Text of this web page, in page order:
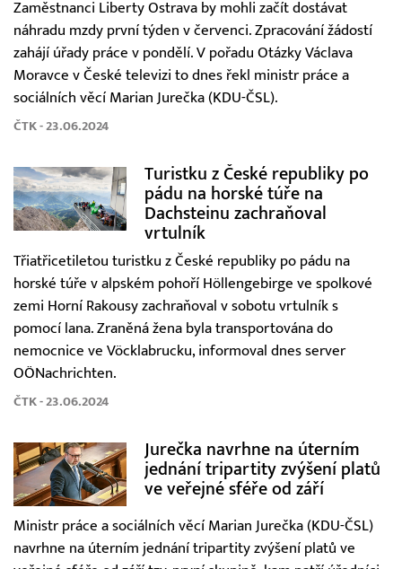
Zaměstnanci Liberty Ostrava by mohli začít dostávat
náhradu mzdy první týden v červenci. Zpracování žádostí
zahájí úřady práce v pondělí. V pořadu Otázky Václava
Moravce v České televizi to dnes řekl ministr práce a
sociálních věcí Marian Jurečka (KDU-ČSL).
ČTK - 23.06.2024
Turistku z České republiky po
pádu na horské túře na
Dachsteinu zachraňoval
vrtulník
Třiatřicetiletou turistku z České republiky po pádu na
horské túře v alpském pohoří Höllengebirge ve spolkové
zemi Horní Rakousy zachraňoval v sobotu vrtulník s
pomocí lana. Zraněná žena byla transportována do
nemocnice ve Vöcklabrucku, informoval dnes server
OÖNachrichten.
ČTK - 23.06.2024
Jurečka navrhne na úterním
jednání tripartity zvýšení platů
ve veřejné sféře od září
Ministr práce a sociálních věcí Marian Jurečka (KDU-ČSL)
navrhne na úterním jednání tripartity zvýšení platů ve